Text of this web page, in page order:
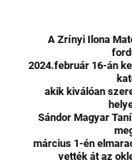
A Zrínyi Ilona
2024.február 16-án
akik kiválóan
Sándor Magyar
március 1-én
vették át az